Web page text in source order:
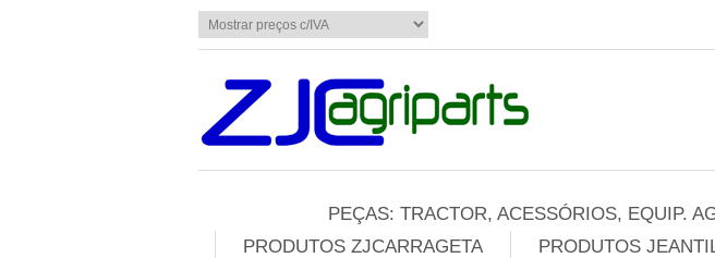
PEÇAS: TRACTOR, ACESSÓRIOS, EQUIP.
PRODUTOS ZJCARRAGETA
PRODUTOS